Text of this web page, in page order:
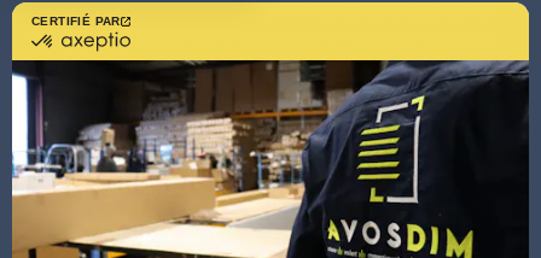
CERTIFIÉ PAR
En
savoir
plus
sur
Axeptio
destination de la France métropolitaine - hors Corse et destinations
spéciales. Offre valable sur le transporteur le moins cher disponible.
Plus d'infos cliquezici..
Les visuels du site sont la propriété intellectuelle d'Avosdim, toute
reproduction partielle ou totale est interdite.